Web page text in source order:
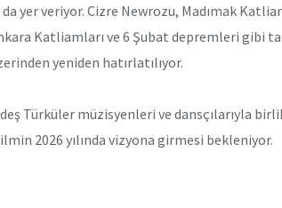
yer veriyor. Cizre Newrozu, Madımak
Katliamları ve 6 Şubat depremleri gibi
yeniden hatırlatılıyor.
Türküler müzisyenleri ve dansçılarıyla
2026 yılında vizyona girmesi bekleniyor.